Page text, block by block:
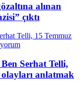
alınan
çıktı
Serhat Telli,
olayları anlatmak